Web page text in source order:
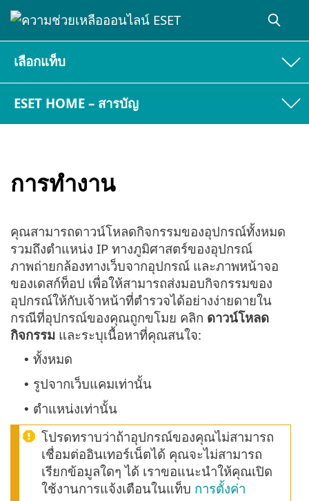
เลือกแท็บ
ESET HOME – สารบัญ
การทำงาน
คุณสามารถดาวน์โหลดกิจกรรมของอุปกรณ์ทั้งหมด
รวมถึงตำแหน่ง IP ทางภูมิศาสตร์ของอุปกรณ์
ภาพถ่ายกล้องทางเว็บจากอุปกรณ์ และภาพหน้าจอ
ของเดสก์ท็อป เพื่อให้สามารถส่งมอบกิจกรรมของ
อุปกรณ์ให้กับเจ้าหน้าที่ตำรวจได้อย่างง่ายดายใน
กรณีที่อุปกรณ์ของคุณถูกขโมย คลิก ดาวน์โหลด
กิจกรรม และระบุเนื้อหาที่คุณสนใจ:
• ทั้งหมด
• รูปจากเว็บแคมเท่านั้น
• ตำแหน่งเท่านั้น
โปรดทราบว่าถ้าอุปกรณ์ของคุณไม่สามารถ
เชื่อมต่ออินเทอร์เน็ตได้ คุณจะไม่สามารถ
เรียกข้อมูลใดๆ ได้ เราขอแนะนำให้คุณเปิด
ใช้งานการแจ้งเตือนในแท็บ การตั้งค่า